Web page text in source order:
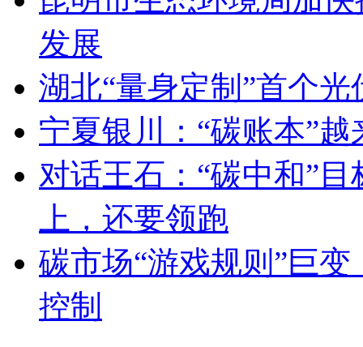
发展
湖北“量身定制”首个
宁夏银川：“碳账本”越
对话王石：“碳中和”
上，还要领跑
碳市场“游戏规则”巨
控制